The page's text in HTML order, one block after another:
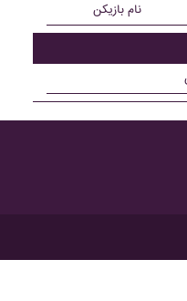
نام بازیکن